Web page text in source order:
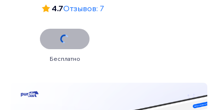
4.7Отзывов: 7
Бесплатно